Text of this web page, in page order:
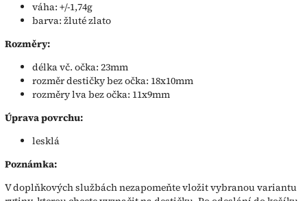
váha: +/-1,74g
barva: žluté zlato
Rozměry:
délka vč. očka: 23mm
rozměr destičky bez očka: 18x10mm
rozměry lva bez očka: 11x9mm
Úprava povrchu:
lesklá
Poznámka:
V doplňkových službách nezapomeňte vložit vybranou variantu